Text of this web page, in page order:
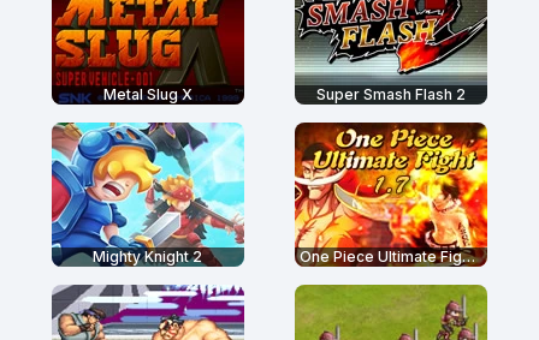
Metal Slug X Super Smash Flash 2
Mighty Knight 2 One Piece Ultimate Fight 1.7